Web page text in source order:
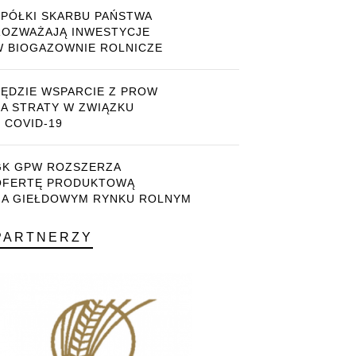
SKARBU PAŃSTWA
INWESTYCJE
BIOGAZOWNIE ROLNICZE
WSPARCIE Z PROW
STRATY W ZWIĄZKU
COVID-19
GPW ROZSZERZA
PRODUKTOWĄ
GIEŁDOWYM RYNKU ROLNYM